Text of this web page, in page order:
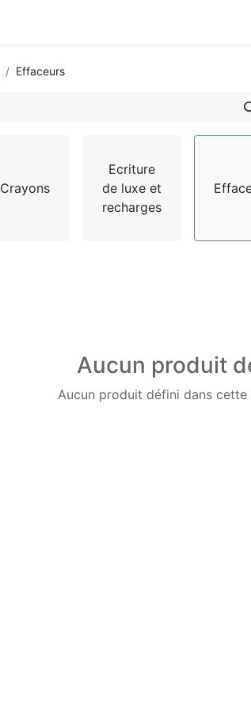
Effaceurs
Crayons
Ecriture
de luxe et
recharges
Aucun produit
Aucun produit défini dans cette